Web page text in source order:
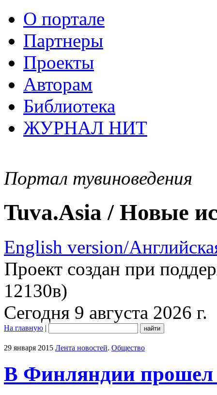
О портале
Партнеры
Проекты
Авторам
Библиотека
ЖУРНАЛ НИТ
Портал тувиноведения
Tuva.Asia / Новые
English version/
Проект создан при
12130в)
Сегодня 9 августа 2026 г.
На главную |
29 января 2015 Лента новостей. Общество
В Финляндии прошел